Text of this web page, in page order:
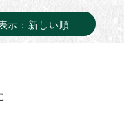
示：新しい順